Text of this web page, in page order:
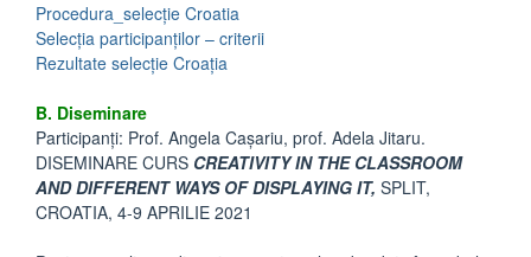
Procedura_selecție Croatia
Selecția participanților – criterii
Rezultate selecție Croația
B. Diseminare
Participanți: Prof. Angela Cașariu, prof. Adela Jitaru.
DISEMINARE CURS CREATIVITY IN THE CLASSROOM
AND DIFFERENT WAYS OF DISPLAYING IT, SPLIT,
CROATIA, 4-9 APRILIE 2021